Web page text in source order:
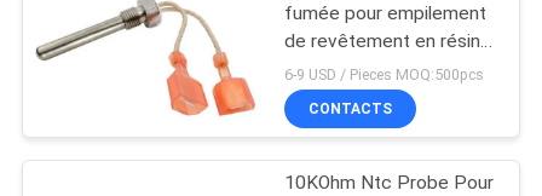
fumée pour empilement
de revêtement en résine
époxy
6-9 USD / Pieces MOQ:500pcs
CONTACTS
10KOhm Ntc Probe Pour